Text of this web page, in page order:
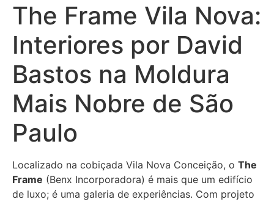
The Frame Vila Nova:
Interiores por David
Bastos na Moldura
Mais Nobre de São
Paulo
Localizado na cobiçada Vila Nova Conceição, o The
Frame (Benx Incorporadora) é mais que um edifício
de luxo; é uma galeria de experiências. Com projeto